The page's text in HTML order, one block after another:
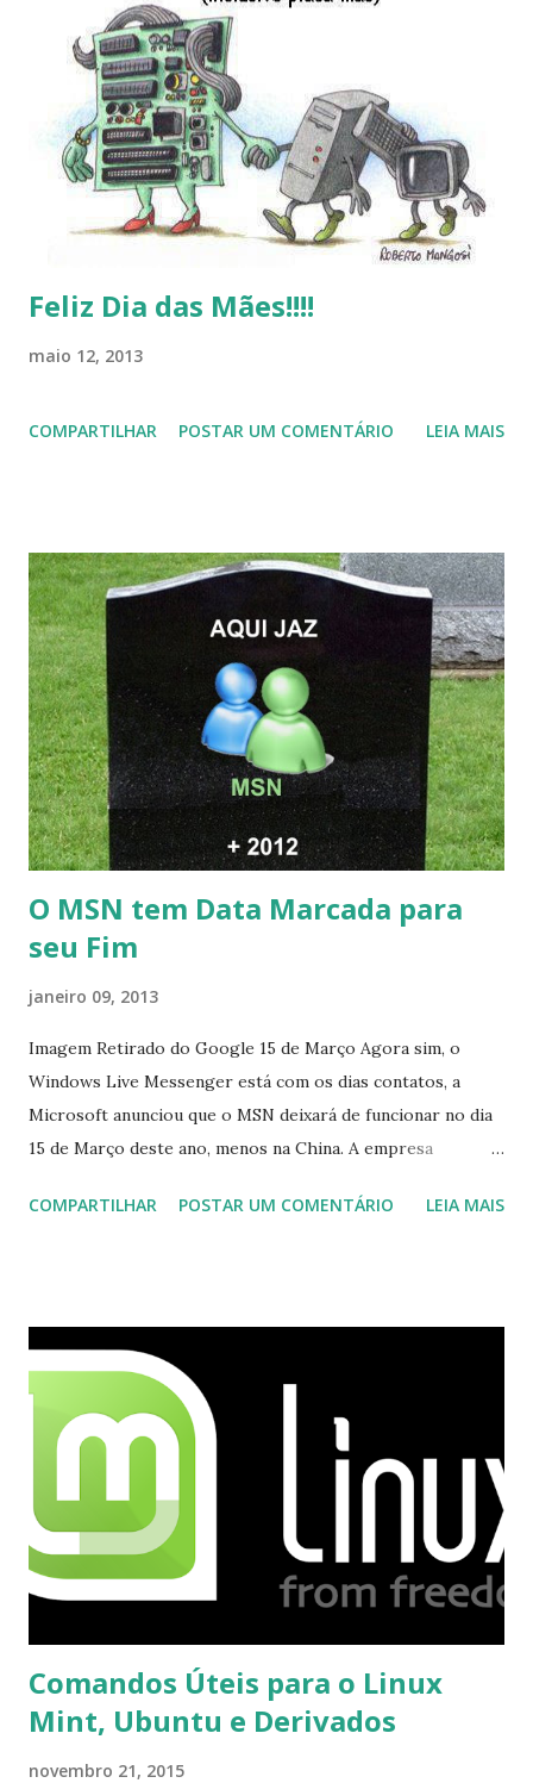
Linux (como sempre), o lançamento do Windows 8 e a sua
baixa taxa de adesão pelos usuários, entre out ros. Gostaria
de desejar a todos Boas Festas e que em 2013 possamos
estar juntos novamente. Feliz Natal!!!! F eli z 2013 a todos!!!
Feliz Dia das Mães!!!!
maio 12, 2013
COMPARTILHAR POSTAR UM COMENTÁRIO LEIA MAIS
O MSN tem Data Marcada para
seu Fim
janeiro 09, 2013
Imagem Retirado do Google 15 de Março Agora sim, o
Windows Live Messenger está com os dias contatos, a
Microsoft anunciou que o MSN deixará de funcionar no dia
15 de Março deste ano, menos na China. A empresa
integrado com o serviço do MSN, segundo a empresa, os
o Windows Live (assim como muitos profissionais de TI) ,
mesmo na versão para Linux, claro, sempre existem outras
opções e o Pidgin, que se mostra como opção.
COMPARTILHAR POSTAR UM COMENTÁRIO LEIA MAIS
Comandos Úteis para o Linux
Mint, Ubuntu e Derivados
novembro 21, 2015